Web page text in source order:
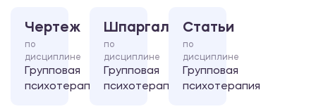
Чертеж
по
дисциплине
Групповая
психотерапия
Шпаргалка
по
дисциплине
Групповая
психотерапия
Статьи
по
дисциплине
Групповая
психотерапия